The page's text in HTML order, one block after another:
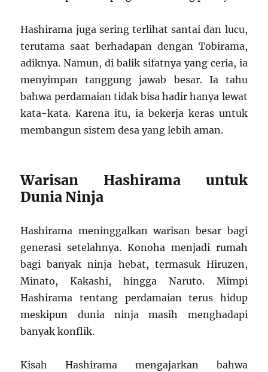
Hashirama juga sering terlihat santai dan lucu,
terutama saat berhadapan dengan Tobirama,
adiknya. Namun, di balik sifatnya yang ceria, ia
menyimpan tanggung jawab besar. Ia tahu
bahwa perdamaian tidak bisa hadir hanya lewat
kata-kata. Karena itu, ia bekerja keras untuk
membangun sistem desa yang lebih aman.
Warisan Hashirama untuk
Dunia Ninja
Hashirama meninggalkan warisan besar bagi
generasi setelahnya. Konoha menjadi rumah
bagi banyak ninja hebat, termasuk Hiruzen,
Minato, Kakashi, hingga Naruto. Mimpi
Hashirama tentang perdamaian terus hidup
meskipun dunia ninja masih menghadapi
banyak konflik.
Kisah Hashirama mengajarkan bahwa